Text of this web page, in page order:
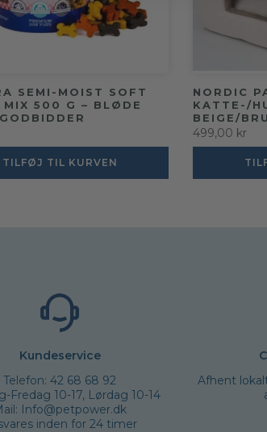
SEMI-MOIST SOFT
MIX 500 G – BLØDE
TILFØJ TIL KURVEN
NORDIC
KATTE-/
BEIGE/
499,00 kr
Kundeservice
Telefon: 42 68 68 92
Fredag 10-17, Lørdag 10-14
Info@petpower.dk
inden for 24 timer
Afhent